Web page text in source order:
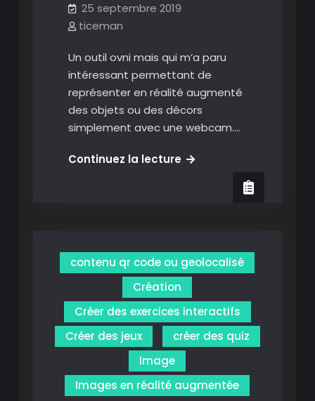
iPhone/iPad.
25 septembre 2019
ticeman
Un outil ovni mais qui m’a paru
intéressant permettant de
représenter en réalité augmenté
des objets ou des décors
simplement avec une webcam.…
Continuez la lectureARscape
en
réalité
mixte
et
augmentée.
contenu qr code ou geolocalisé
Création
Créer des exercices interactifs
Créer des jeux
créer des quiz
Image
Images en réalité augmentée